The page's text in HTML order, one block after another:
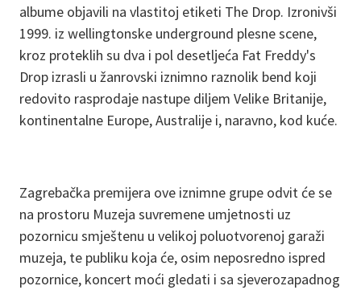
albume objavili na vlastitoj etiketi The Drop. Izronivši
1999. iz wellingtonske underground plesne scene,
kroz proteklih su dva i pol desetljeća Fat Freddy's
Drop izrasli u žanrovski iznimno raznolik bend koji
redovito rasprodaje nastupe diljem Velike Britanije,
kontinentalne Europe, Australije i, naravno, kod kuće.
Zagrebačka premijera ove iznimne grupe odvit će se
na prostoru Muzeja suvremene umjetnosti uz
pozornicu smještenu u velikoj poluotvorenoj garaži
muzeja, te publiku koja će, osim neposredno ispred
pozornice, koncert moći gledati i sa sjeverozapadnog